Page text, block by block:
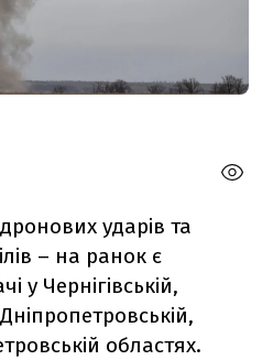
ударів та
– на ранок є
у Чернігівській,
областях.